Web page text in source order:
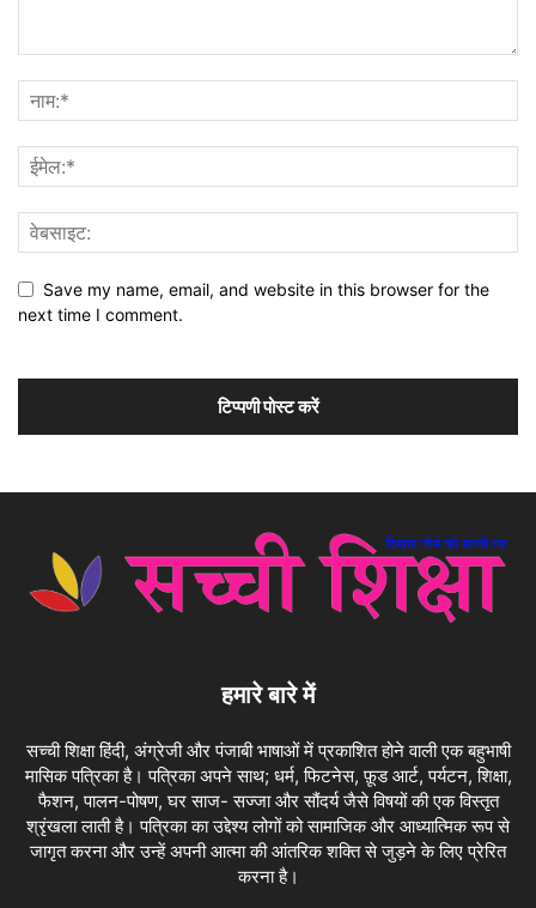
Save my name, email, and website in this browser for the
next time I comment.
हमारे बारे में
सच्ची शिक्षा हिंदी, अंग्रेजी और पंजाबी भाषाओं में प्रकाशित होने वाली एक बहुभाषी
मासिक पत्रिका है। पत्रिका अपने साथ; धर्म, फिटनेस, फ़ूड आर्ट, पर्यटन, शिक्षा,
फैशन, पालन-पोषण, घर साज- सज्जा और सौंदर्य जैसे विषयों की एक विस्तृत
श्रृंखला लाती है। पत्रिका का उद्देश्य लोगों को सामाजिक और आध्यात्मिक रूप से
जागृत करना और उन्हें अपनी आत्मा की आंतरिक शक्ति से जुड़ने के लिए प्रेरित
करना है।